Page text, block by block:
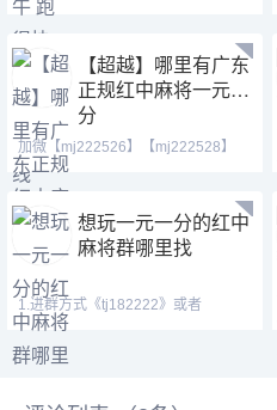
张） 德州 跑得快 血战麻将
【超越】哪里有广东
正规红中麻将一元一
分
加微【mj222526】【mj222528】
QQ【309977646】麻将、
想玩一元一分的红中
麻将群哪里找
1.进群方式《tj182222》或者
《cj42222》QQ(371146023)